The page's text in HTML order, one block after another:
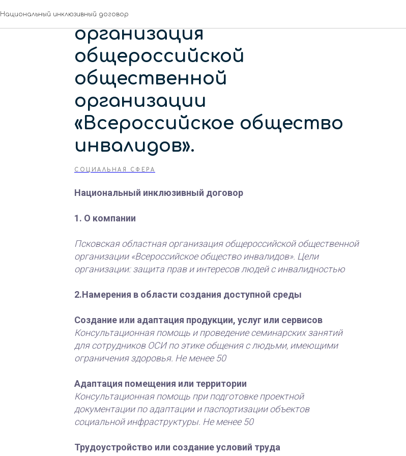
Национальный инклюзивный договорПсковская областная
организация
общероссийской
общественной
организации
«Всероссийское общество
инвалидов».
СОЦИАЛЬНАЯ СФЕРА
Национальный инклюзивный договор
1. О компании
Псковская областная организация общероссийской общественной
организации «Всероссийское общество инвалидов». Цели
организации: защита прав и интересов людей с инвалидностью
2.Намерения в области создания доступной среды
Создание или адаптация продукции, услуг или сервисов
Консультационная помощь и проведение семинарских занятий
для сотрудников ОСИ по этике общения с людьми, имеющими
ограничения здоровья. Не менее 50
Адаптация помещения или территории
Консультационная помощь при подготовке проектной
документации по адаптации и паспортизации объектов
социальной инфраструктуры. Не менее 50
Трудоустройство или создание условий труда